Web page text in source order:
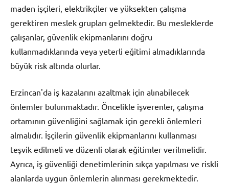
maden işçileri, elektrikçiler ve yüksekten çalışma
gerektiren meslek grupları gelmektedir. Bu mesleklerde
çalışanlar, güvenlik ekipmanlarını doğru
kullanmadıklarında veya yeterli eğitimi almadıklarında
büyük risk altında olurlar.
Erzincan'da iş kazalarını azaltmak için alınabilecek
önlemler bulunmaktadır. Öncelikle işverenler, çalışma
ortamının güvenliğini sağlamak için gerekli önlemleri
almalıdır. İşçilerin güvenlik ekipmanlarını kullanması
teşvik edilmeli ve düzenli olarak eğitimler verilmelidir.
Ayrıca, iş güvenliği denetimlerinin sıkça yapılması ve riskli
alanlarda uygun önlemlerin alınması gerekmektedir.